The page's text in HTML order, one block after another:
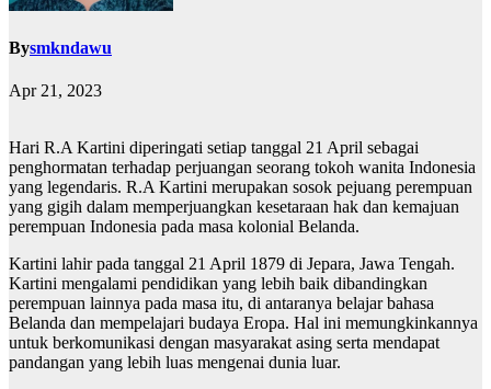
Bysmkndawu
Apr 21, 2023
Hari R.A Kartini diperingati setiap tanggal 21 April sebagai
penghormatan terhadap perjuangan seorang tokoh wanita Indonesia
yang legendaris. R.A Kartini merupakan sosok pejuang perempuan
yang gigih dalam memperjuangkan kesetaraan hak dan kemajuan
perempuan Indonesia pada masa kolonial Belanda.
Kartini lahir pada tanggal 21 April 1879 di Jepara, Jawa Tengah.
Kartini mengalami pendidikan yang lebih baik dibandingkan
perempuan lainnya pada masa itu, di antaranya belajar bahasa
Belanda dan mempelajari budaya Eropa. Hal ini memungkinkannya
untuk berkomunikasi dengan masyarakat asing serta mendapat
pandangan yang lebih luas mengenai dunia luar.